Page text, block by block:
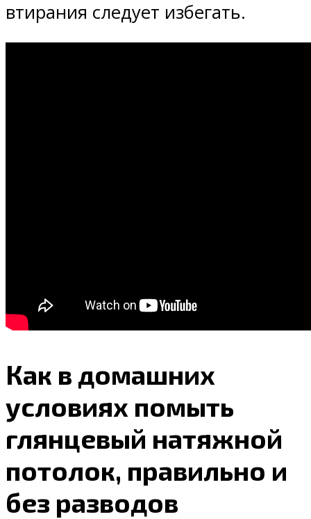
втирания следует избегать.
Как в домашних
условиях помыть
глянцевый натяжной
потолок, правильно и
без разводов